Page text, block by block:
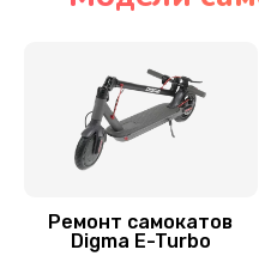
Замена
Ремонт самокатов
Digma E-Turbo